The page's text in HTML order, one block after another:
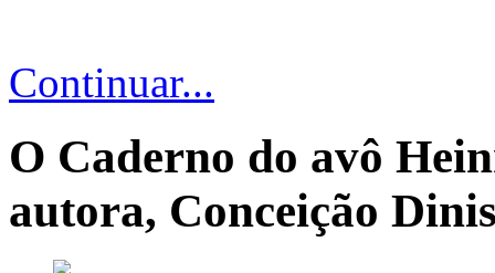
Continuar...
O Caderno do avô
autora, Conceição